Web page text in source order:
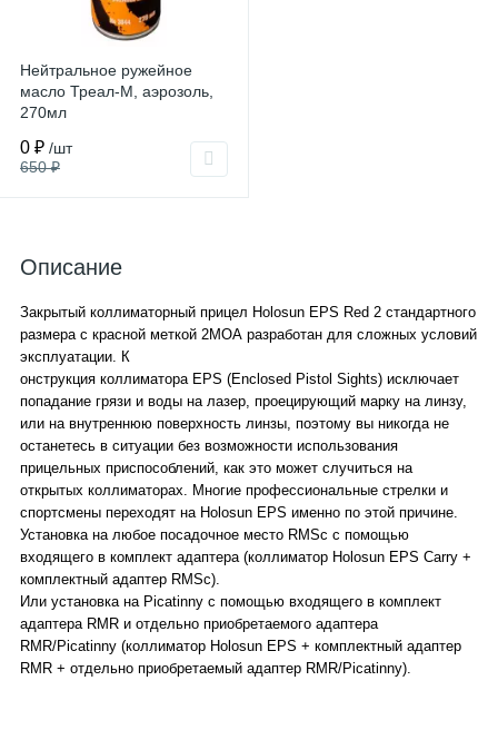
Нейтральное ружейное
масло Треал-М, аэрозоль,
270мл
0 ₽ /шт
650 ₽
Описание
Закрытый коллиматорный прицел Holosun EPS Red 2 стандартного
размера с красной меткой 2МОА разработан для сложных условий
эксплуатации. К
онструкция коллиматора EPS (Enclosed Pistol Sights) исключает
попадание грязи и воды на лазер, проецирующий марку на линзу,
или на внутреннюю поверхность линзы, поэтому вы никогда не
останетесь в ситуации без возможности использования
прицельных приспособлений, как это может случиться на
открытых коллиматорах. Многие профессиональные стрелки и
спортсмены переходят на Holosun EPS именно по этой причине.
Установка на любое посадочное место RMSc с помощью
входящего в комплект адаптера (коллиматор Holosun EPS Carry +
комплектный адаптер RMSc).
Или установка на Picatinny с помощью входящего в комплект
адаптера RMR и отдельно приобретаемого адаптера
RMR/Picatinny (коллиматор Holosun EPS + комплектный адаптер
RMR + отдельно приобретаемый адаптер RMR/Picatinny).